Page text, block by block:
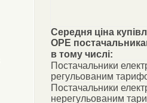
Середня ціна
ОРЕ
в тому числі:
Постачальники
регульованим
Постачальники
нерегульованим